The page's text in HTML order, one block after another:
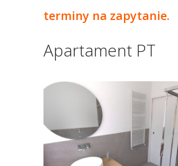
terminy na zapytanie.
Apartament PT